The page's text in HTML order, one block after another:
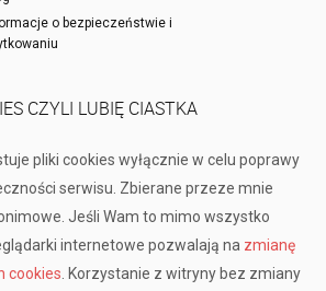
o bezpieczeństwie i
CZYLI LUBIĘ CIASTKA
pliki cookies wyłącznie w celu poprawy
serwisu. Zbierane przeze mnie
Jeśli Wam to mimo wszystko
internetowe pozwalają na zmianę
cookies . Korzystanie z witryny bez zmiany